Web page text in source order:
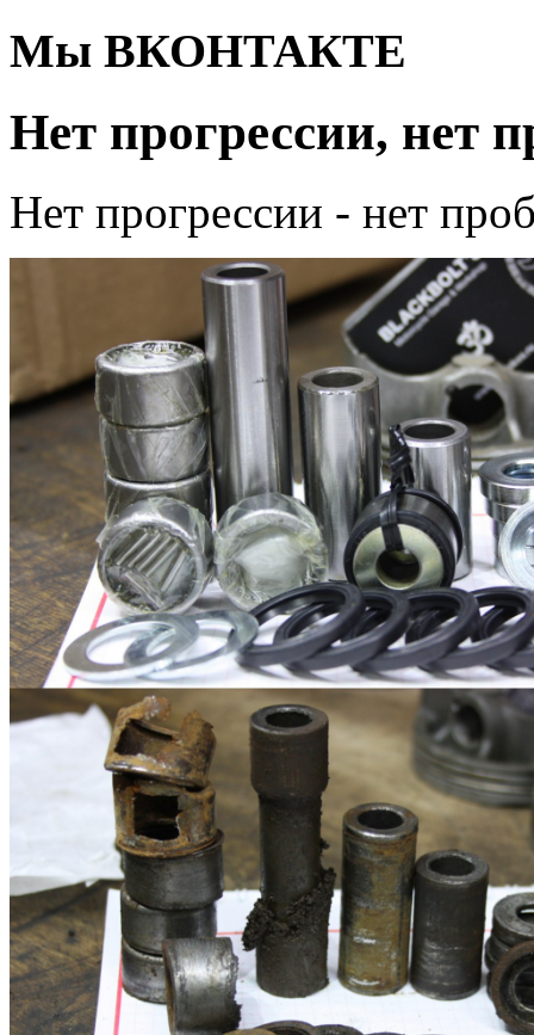
Мы ВКОНТАКТЕ
Нет прогрессии, нет
Нет прогрессии - нет